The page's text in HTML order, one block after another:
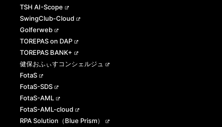
TSH AI-Scope
SwingClub-Cloud
Golferweb
TOREPAS on DAP
TOREPAS BANK+
健保おふぃすコンシェルジュ
FotaS
FotaS-SDS
FotaS-AML
FotaS-AML-cloud
RPA Solution（Blue Prism）